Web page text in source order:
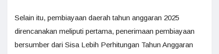
Selain itu, pembiayaan daerah tahun anggaran 2025
direncanakan meliputi pertama, penerimaan pembiayaan
bersumber dari Sisa Lebih Perhitungan Tahun Anggaran